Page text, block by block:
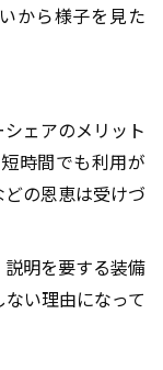
から様子を見た
ェアのメリット
時間でも利用が
の恩恵は受けづ
明を要する装備
い理由になって